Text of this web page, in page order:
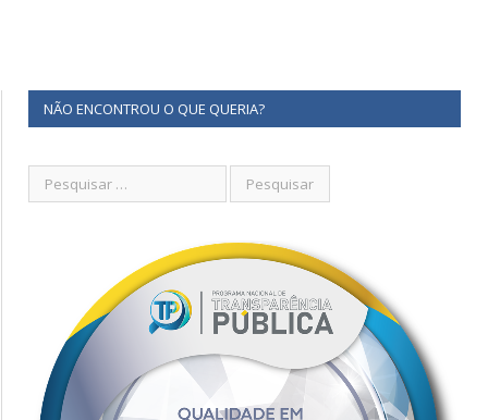
NÃO ENCONTROU O QUE QUERIA?